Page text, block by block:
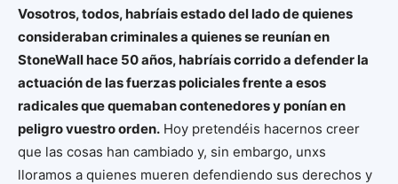
Vosotros, todos, habríais estado del lado de quienes
consideraban criminales a quienes se reunían en
StoneWall hace 50 años, habríais corrido a defender la
actuación de las fuerzas policiales frente a esos
radicales que quemaban contenedores y ponían en
peligro vuestro orden. Hoy pretendéis hacernos creer
que las cosas han cambiado y, sin embargo, unxs
lloramos a quienes mueren defendiendo sus derechos y